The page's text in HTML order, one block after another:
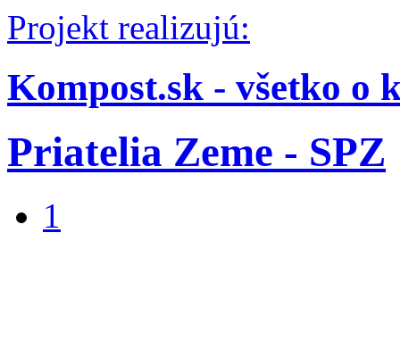
Projekt realizujú:
Kompost.sk - všetko o
Priatelia Zeme - SPZ
1